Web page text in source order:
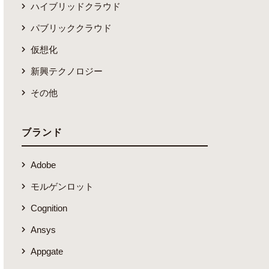
ハイブリッドクラウド
パブリッククラウド
仮想化
新興テクノロジー
その他
ブランド
Adobe
モルゲンロット
Cognition
Ansys
Appgate